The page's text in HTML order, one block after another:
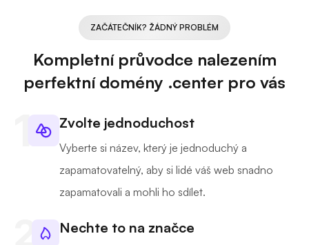
ZAČÁTEČNÍK? ŽÁDNÝ PROBLÉM
Kompletní průvodce nalezením
perfektní domény .center pro vás
Zvolte jednoduchost
Vyberte si název, který je jednoduchý a
zapamatovatelný, aby si lidé váš web snadno
zapamatovali a mohli ho sdílet.
Nechte to na značce